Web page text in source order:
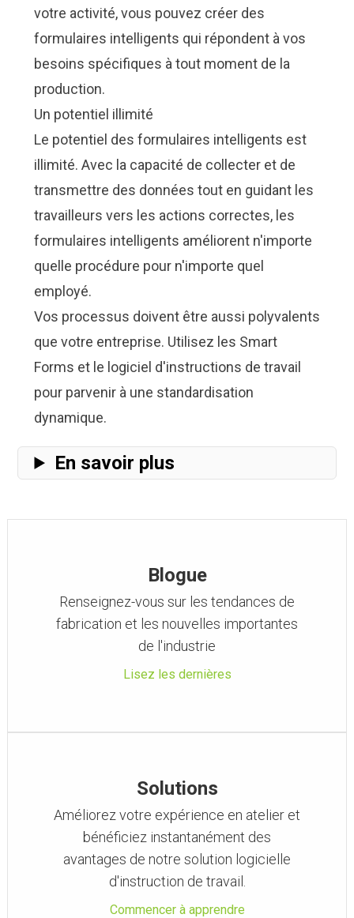
votre activité, vous pouvez créer des
formulaires intelligents qui répondent à vos
besoins spécifiques à tout moment de la
production.
Un potentiel illimité
Le potentiel des formulaires intelligents est
illimité. Avec la capacité de collecter et de
transmettre des données tout en guidant les
travailleurs vers les actions correctes, les
formulaires intelligents améliorent n'importe
quelle procédure pour n'importe quel
employé.
Vos processus doivent être aussi polyvalents
que votre entreprise. Utilisez les Smart
Forms et le logiciel d'instructions de travail
pour parvenir à une standardisation
dynamique.
En savoir plus
Blogue
Renseignez-vous sur les tendances de
fabrication et les nouvelles importantes
de l'industrie
Lisez les dernières
Solutions
Améliorez votre expérience en atelier et
bénéficiez instantanément des
avantages de notre solution logicielle
d'instruction de travail.
Commencer à apprendre